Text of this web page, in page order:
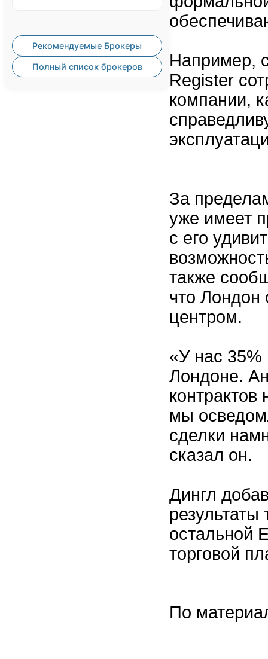
Рекомендуемые Брокеры
Полный список брокеров
Например,
Register
компании,
За
уже имеет
с его
также
что Лондон
центром.
«У нас 35%
Лондоне.
контрактов
мы
сделки
сказал он.
Дингл
результаты
остальной
торговой
По